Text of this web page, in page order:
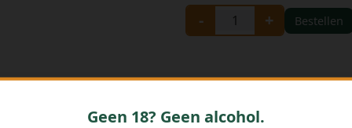
- + Bestellen
Geen 18? Geen alcohol.